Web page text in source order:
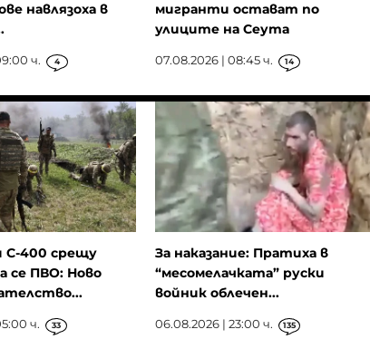
навлязоха в
ч. 4
мигранти остават по
улиците на Сеута
07.08.2026 | 08:45 ч. 14
С-400 срещу
се ПВО: Ново
ч. 33
За наказание: Пратиха в
“месомелачката” руски
войник облечен...
06.08.2026 | 23:00 ч. 135